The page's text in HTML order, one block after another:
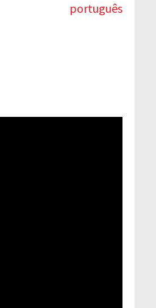
português